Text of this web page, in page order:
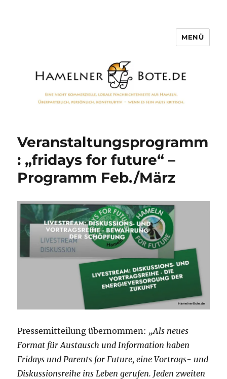
MENÜ
Veranstaltungsprogramm
: „fridays for future“ –
Programm Feb./März
Pressemitteilung übernommen: „Als neues
Format für Austausch und Information haben
Fridays und Parents for Future, eine Vortrags- und
Diskussionsreihe ins Leben gerufen. Jeden zweiten